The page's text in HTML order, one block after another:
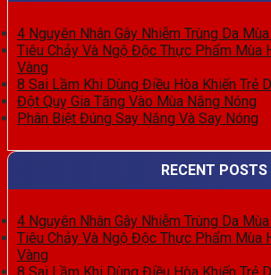
4 Nguyên Nhân Gây Nhiễm Trùng Da
Tiêu Chảy Và Ngộ Độc Thực Phẩm Mùa
Vàng
8 Sai Lầm Khi Dùng Điều Hòa Khiến Trẻ
Đột Quỵ Gia Tăng Vào Mùa Nắng Nóng
Phân Biệt Đúng Say Nắng Và Say Nóng
RECENT POSTS
4 Nguyên Nhân Gây Nhiễm Trùng Da
Tiêu Chảy Và Ngộ Độc Thực Phẩm Mùa
Vàng